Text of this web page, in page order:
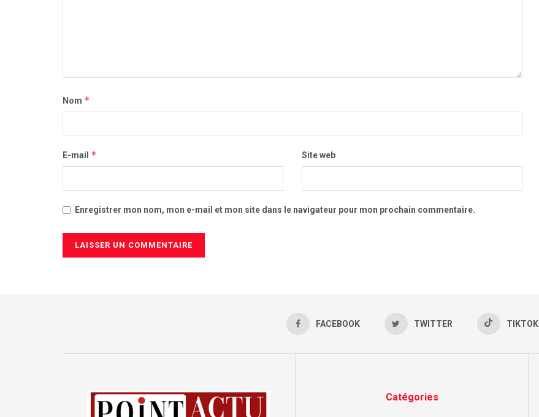
Nom *
E-mail * Site web
Enregistrer mon nom, mon e-mail et mon site dans le navigateur pour mon prochain commentaire.
FACEBOOK TWITTER TIKTOK
Catégories